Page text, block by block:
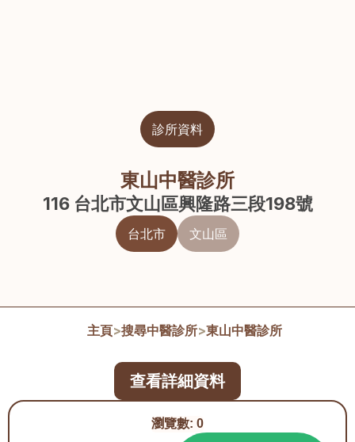
診所資料
東山中醫診所
116 台北市文山區興隆路三段198號
台北市 文山區
主頁>搜尋中醫診所>東山中醫診所
瀏覽數: 0
查看詳細資料